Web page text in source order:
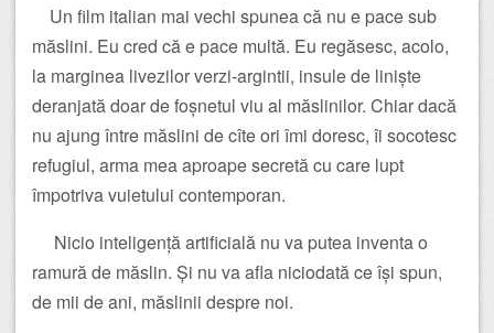
Un film italian mai vechi spunea că nu e pace sub
măslini. Eu cred că e pace multă. Eu regăsesc, acolo,
la marginea livezilor verzi-argintii, insule de liniște
deranjată doar de foșnetul viu al măslinilor. Chiar dacă
nu ajung între măslini de cîte ori îmi doresc, îi socotesc
refugiul, arma mea aproape secretă cu care lupt
împotriva vuietului contemporan.
Nicio inteligență artificială nu va putea inventa o
ramură de măslin. Și nu va afla niciodată ce își spun,
de mii de ani, măslinii despre noi.